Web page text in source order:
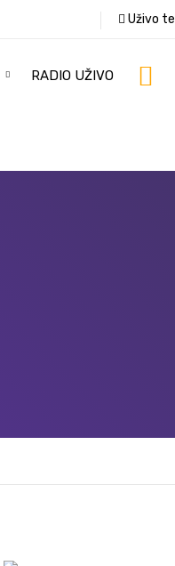
Uživo
RADIO UŽIVO